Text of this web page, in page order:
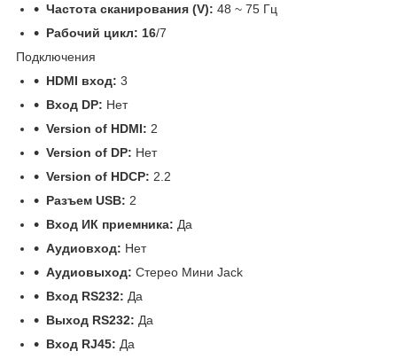
Частота сканирования (V): 48 ~ 75 Гц
Рабочий цикл: 16/7
Подключения
HDMI вход: 3
Вход DP: Нет
Version of HDMI: 2
Version of DP: Нет
Version of HDCP: 2.2
Разъем USB: 2
Вход ИК приемника: Да
Аудиовход: Нет
Аудиовыход: Стерео Мини Jack
Вход RS232: Да
Выход RS232: Да
Вход RJ45: Да